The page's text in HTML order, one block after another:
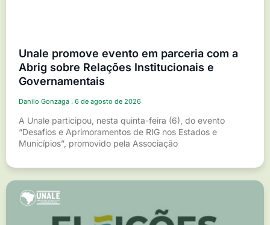
Unale promove evento em parceria com a
Abrig sobre Relações Institucionais e
Governamentais
Danilo Gonzaga 6 de agosto de 2026
A Unale participou, nesta quinta-feira (6), do evento
“Desafios e Aprimoramentos de RIG nos Estados e
Municípios”, promovido pela Associação